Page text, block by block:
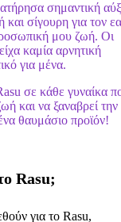
σημαντική
σίγουρη για τον
μου ζωή. Οι
καμία αρνητική
για μένα.
σε κάθε γυναίκα
και να ξαναβρεί την
θαυμάσιο προϊόν!
Rasu;
για το Rasu,